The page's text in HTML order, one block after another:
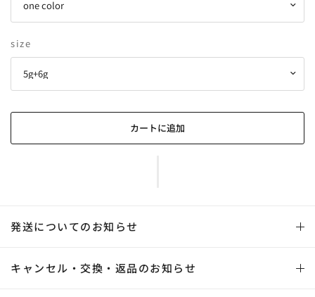
size
発送についてのお知らせ
キャンセル・交換・返品のお知らせ